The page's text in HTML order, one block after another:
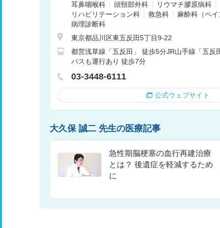
耳鼻咽喉科
頭頸部外科
リウマチ膠原病科
リハビリテーション科
救急科
麻酔科（ペ
病理診断科
東京都品川区東五反田5丁目9-22
都営浅草線「五反田」 徒歩5分JR山手線「五反
バスも運行あり 徒歩7分
03-3448-6111
公式ウェブサイト
大久保 誠二 先生の医療記事
急性期脳梗塞の血行再建治療
とは？ 後遺症を軽減するため
に